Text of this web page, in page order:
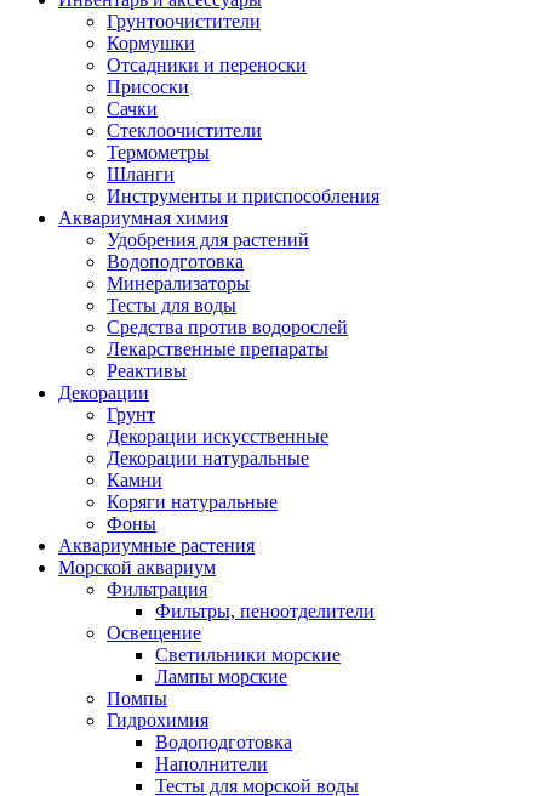
Грунтоочистители
Кормушки
Отсадники и переноски
Присоски
Сачки
Стеклоочистители
Термометры
Шланги
Инструменты и приспособления
Аквариумная химия
Удобрения для растений
Водоподготовка
Минерализаторы
Тесты для воды
Средства против водорослей
Лекарственные препараты
Реактивы
Декорации
Грунт
Декорации искусственные
Декорации натуральные
Камни
Коряги натуральные
Фоны
Аквариумные растения
Морской аквариум
Фильтрация
Фильтры, пеноотделители
Освещение
Светильники морские
Лампы морские
Помпы
Гидрохимия
Водоподготовка
Наполнители
Тесты для морской воды